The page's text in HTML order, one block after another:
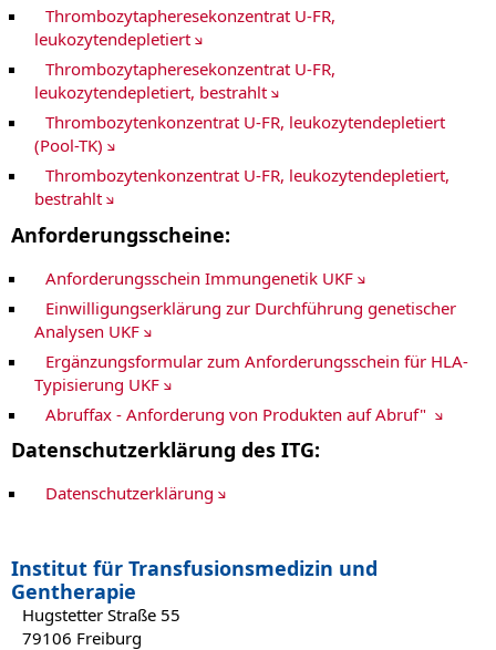
Thrombozytapheresekonzentrat U-FR,
leukozytendepletiert
Thrombozytapheresekonzentrat U-FR,
leukozytendepletiert, bestrahlt
Thrombozytenkonzentrat U-FR, leukozytendepletiert
(Pool-TK)
Thrombozytenkonzentrat U-FR, leukozytendepletiert,
bestrahlt
Anforderungsscheine:
Anforderungsschein Immungenetik UKF
Einwilligungserklärung zur Durchführung genetischer
Analysen UKF
Ergänzungsformular zum Anforderungsschein für HLA-
Typisierung UKF
Abruffax - Anforderung von Produkten auf Abruf"
Datenschutzerklärung des ITG:
Datenschutzerklärung
Institut für Transfusionsmedizin und
Gentherapie
Hugstetter Straße 55
79106 Freiburg